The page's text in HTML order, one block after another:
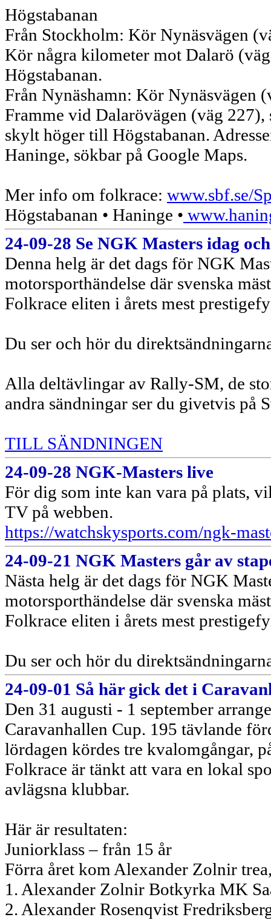
Högstabanan
Från Stockholm: Kör Nynäsvägen
Kör några kilometer mot Dalarö
Högstabanan.
Från Nynäshamn: Kör Nynäsvägen
Framme vid Dalarövägen (väg
skylt höger till Högstabanan.
Haninge, sökbar på Google Maps.
Mer info om folkrace: www.sbf.se/
Högstabanan • Haninge •
24-09-28 Se NGK Masters idag
Denna helg är det dags för NGK
motorsporthändelse där svenska
Folkrace eliten i årets mest
Du ser och hör du
Alla deltävlingar av Rally-SM, de
andra sändningar ser du givetvis på
TILL SÄNDNINGEN
24-09-28 NGK-Masters live
För dig som inte kan vara på plats,
TV på webben.
https://watchskysports.com/ngk-
24-09-21 NGK Masters går av
Nästa helg är det dags för NGK
motorsporthändelse där svenska
Folkrace eliten i årets mest
Du ser och hör du
24-09-01 Så här gick det i
Den 31 augusti - 1 september
Caravanhallen Cup. 195 tävlande
lördagen kördes tre kvalomgångar,
Folkrace är tänkt att vara en lokal
avlägsna klubbar.
Här är resultaten:
Juniorklass – från 15 år
Förra året kom Alexander Zolnir
1. Alexander Zolnir Botkyrka MK
2. Alexander Rosenqvist